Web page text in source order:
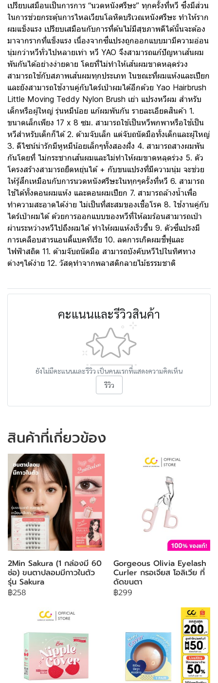
เปรียบเสมือนเป็นการการ “นวดหนังศรีษะ” ทุกครั้งที่หวี ซึ่งมีส่วน
ในการช่วยกระตุ้นการไหลเวียนโลหิตบริเวณหนังศรีษะ ทำให้ราก
ผมแข็งแรง เปรียบเสมือนกับการที่ต้นไม้มีสุขภาพดีได้นั้นจะต้อง
มาจากรากที่แข็งแรง เนื่องจากซี่แปรงถูกออกแบบมามีความอ่อน
นุ่มกว่าหวีทั่วไปหลายเท่า หวี YAO จึงสามารถแก้ปัญหาเส้นผม
พันกันได้อย่างง่ายดาย โดยที่ไม่ทำให้เส้นผมขาดหลุดร่วง
สามารถใช้กับสภาพเส้นผมทุกประเภท ในขณะที่ผมแห้งและเปียก
และยังสามารถใช้งานคู่กับไดร์เป่าผมได้อีกด้วย Yao Hairbrush
Little Moving Teddy Nylon Brush เย่า แปรงหวีผม สำหรับ
เด็กหรือผู้ใหญ่ รุ่นหมีน้อย แก้ผมพันกัน รายละเอียดสินค้า 1.
ขนาดเล็กเพียง 17 x 8 ซม. สามารถใข้เป็นหวีพกพาหรือใช้เป็น
หวีสำหรับเด็กก็ได้ 2. ด้ามจับเล็ก แต่จับถนัดมือทั้งเด็กและผู้ใหญ่
3. ดีไซน์น่ารักมีหูหมีน้อยเล็กๆทั้งสองฝั่ง 4. สามารถสางผมพัน
กันโดยที่ ไม่กระชากเส้นผมและไม่ทำให้ผมขาดหลุดร่วง 5. ตัว
โครงสร้างสามารถยืดหยุ่นได้ + กับขนแปรงที่มีความนุ่ม จะช่วย
ให้รู้สึกเหมือนกับการนวดหนังศรีษะในทุกๆครั้งที่หวี 6. สามารถ
ใช้ได้ทั้งตอนผมแห้ง และตอนผมเปียก 7. สามารถล้างน้ำเพื่อ
ทำความสะอาดได้ง่าย ไม่เป็นที่สะสมของเชื้อโรค 8. ใช้งานคู่กับ
ไดร์เป่าผมได้ ด้วยการออกแบบของหวีที่ให้ลมร้อนสามารถเป่า
ผ่านระหว่างหวีไปถึงผมได้ ทำให้ผมแห้งเร็วขึ้น 9. ตัวซี่แปรงมี
การเคลือบสารแอนตี้แบคทีเรีย 10. ลดการเกิดผมชี้ฟูและ
ไฟฟ้าสถิต 11. ด้ามจับถนัดมือ สามารถบังคับหวีไปในทิศทาง
ต่างๆได้ง่าย 12. วัสดุทำจากพลาสติกลายไม้ธรรมชาติ
คะแนนและรีวิวสินค้า
ยังไม่มีคะแนนและรีวิว เป็นคนแรกที่แสดงความคิดเห็น
รีวิว
สินค้าที่เกี่ยวข้อง
2Min Sakura (1 กล่องมี 60
ช่อ) ขนตาปลอมมีกาวในตัว
รุ่น Sakura
฿258
Gorgeous Olivia Eyelash
Curler กรอเจียส โอลิเวีย ที่
ดัดขนตา
฿299